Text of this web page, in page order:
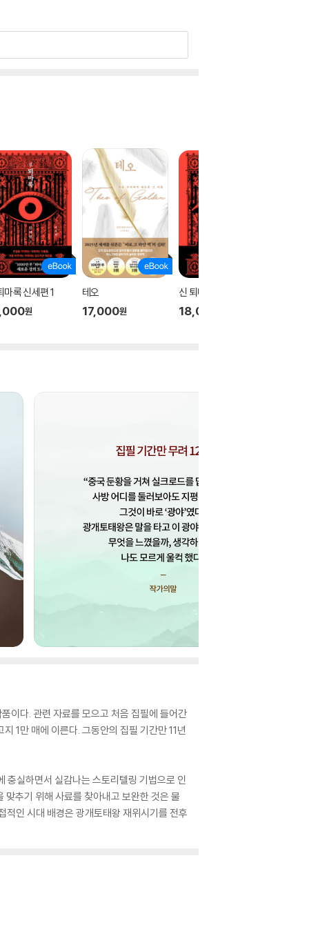
마록 신세편 1
원
테오
17,000원
신 퇴마록 신세편 3
18,000
품이다. 관련 자료를 모으고 처음 집필에 들어간
1만 매에 이른다. 그동안의 집필 기간만 11년
충실하면서 실감나는 스토리텔링 기법으로 인
맞추기 위해 사료를 찾아내고 보완한 것은 물
적인 시대 배경은 광개토태왕 재위시기를 전후